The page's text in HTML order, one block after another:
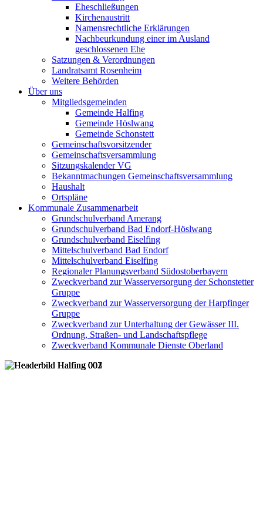
Eheschließungen
Kirchenaustritt
Namensrechtliche Erklärungen
Nachbeurkundung einer im Ausland
geschlossenen Ehe
Satzungen & Verordnungen
Landratsamt Rosenheim
Weitere Behörden
Über uns
Mitgliedsgemeinden
Gemeinde Halfing
Gemeinde Höslwang
Gemeinde Schonstett
Gemeinschaftsvorsitzender
Gemeinschaftsversammlung
Sitzungskalender VG
Bekanntmachungen Gemeinschaftsversammlung
Haushalt
Ortspläne
Kommunale Zusammenarbeit
Grundschulverband Amerang
Grundschulverband Bad Endorf-Höslwang
Grundschulverband Eiselfing
Mittelschulverband Bad Endorf
Mittelschulverband Eiselfing
Regionaler Planungsverband Südostoberbayern
Zweckverband zur Wasserversorgung der Schonstetter
Gruppe
Zweckverband zur Wasserversorgung der Harpfinger
Gruppe
Zweckverband zur Unterhaltung der Gewässer III.
Ordnung, Straßen- und Landschaftspflege
Zweckverband Kommunale Dienste Oberland